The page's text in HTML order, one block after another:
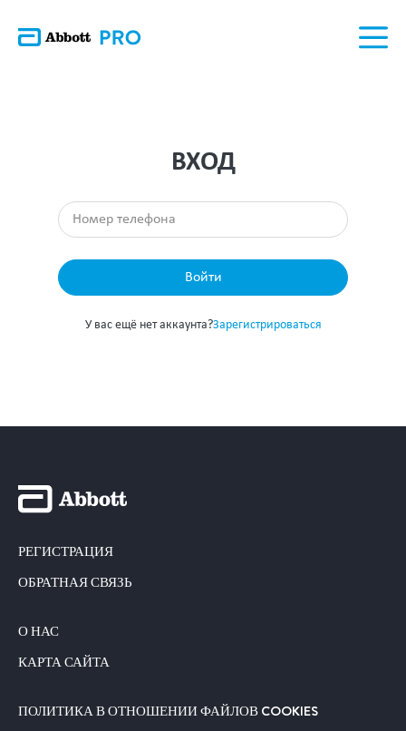
ВХОД
Войти
У вас ещё нет аккаунта?Зарегистрироваться
РЕГИСТРАЦИЯ
ОБРАТНАЯ СВЯЗЬ
О НАС
КАРТА САЙТА
ПОЛИТИКА В ОТНОШЕНИИ ФАЙЛОВ COOKIES